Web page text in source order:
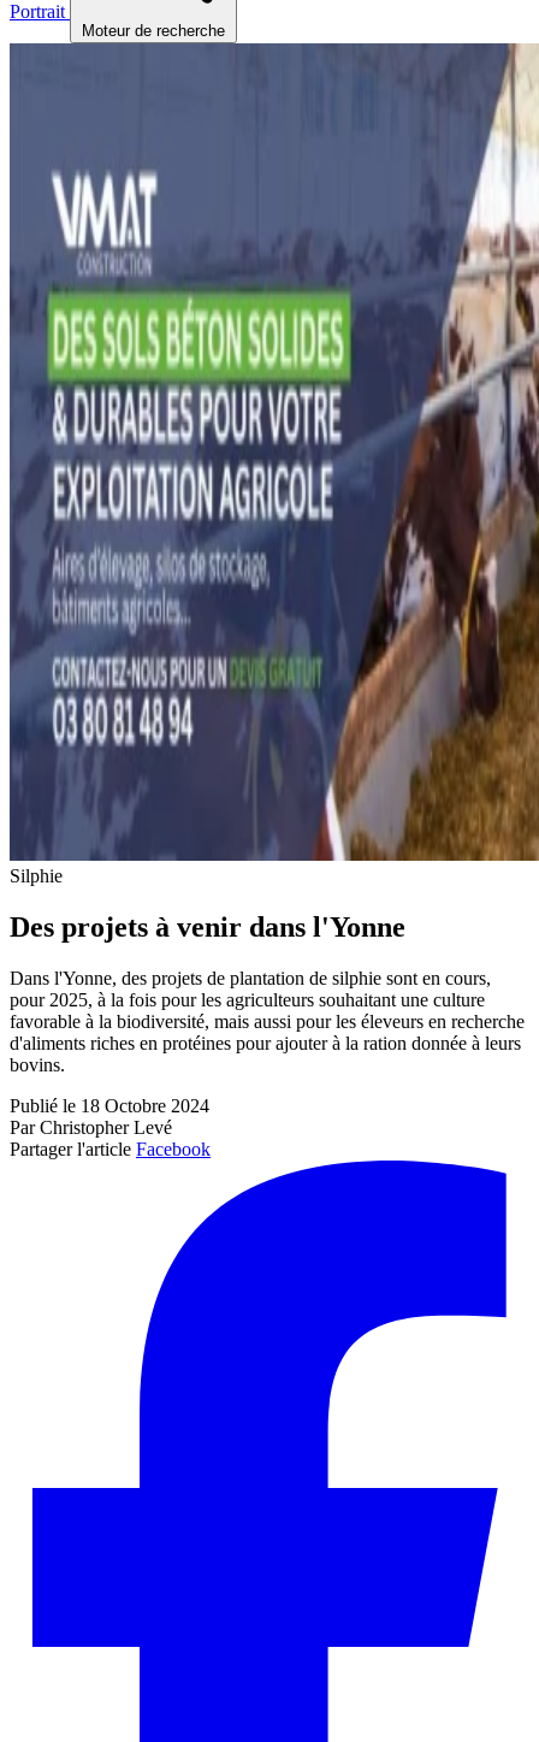
Portrait
Moteur de recherche
Silphie
Des projets à venir dans l'Yonne
Dans l'Yonne, des projets de plantation de silphie sont en cours,
pour 2025, à la fois pour les agriculteurs souhaitant une culture
favorable à la biodiversité, mais aussi pour les éleveurs en recherche
d'aliments riches en protéines pour ajouter à la ration donnée à leurs
bovins.
Publié le 18 Octobre 2024
Par Christopher Levé
Partager l'article Facebook